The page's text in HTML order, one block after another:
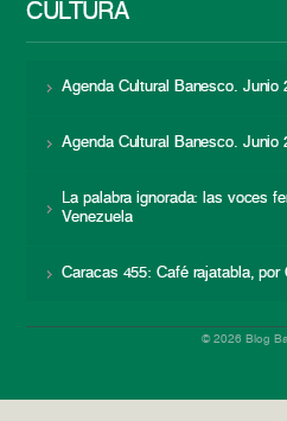
CULTURA
Agenda Cultural Banesco. Junio
Agenda Cultural Banesco. Junio
La palabra ignorada: las voces
Venezuela
Caracas 455: Café rajatabla, por
© 2026 Blog